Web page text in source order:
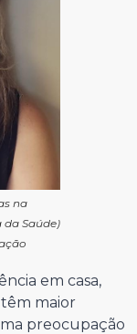
na
Saúde)
em casa,
maior
preocupação